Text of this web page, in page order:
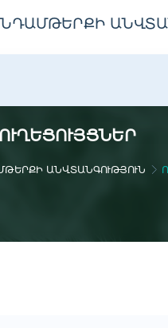
ՈՒՂԵՑՈՒՅՑՆԵՐ
ԱՆՎՏԱՆԳՈՒԹՅՈՒՆ